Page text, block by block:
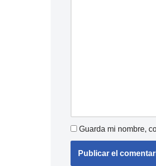
Guarda mi nombre,